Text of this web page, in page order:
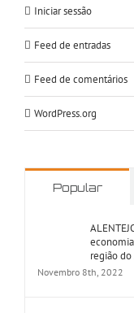
Iniciar sessão
Feed de entradas
Feed de comentários
WordPress.org
Popular
região
Novembro 8th, 2022